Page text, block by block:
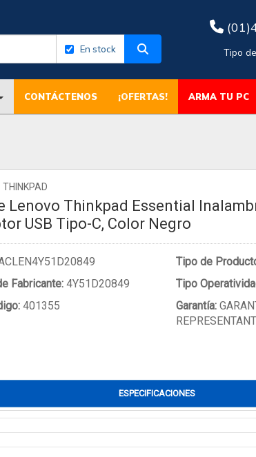
En stock Tipo
CONTÁCTENOS ¡OFERTAS! ARMA TU PC
THINKPAD
Lenovo Thinkpad Essential
USB Tipo-C, Color Negro
Fabricante: 4Y51D20849
401355
Tipo de
Tipo
Garantía:
ESPECIFICACIONES